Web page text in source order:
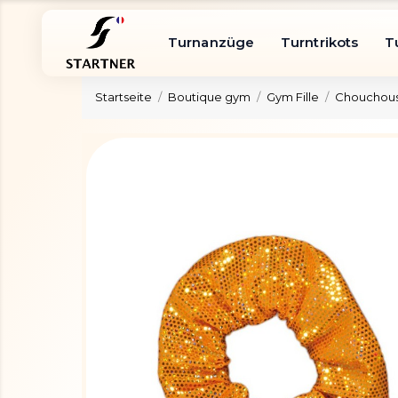
Turnanzüge Turntrikots
Startseite Boutique gym Gym Fille